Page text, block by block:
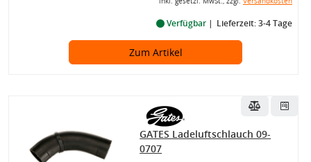
Verfügbar Lieferzeit: 3-4 Tage
Zum Artikel
GATES Ladeluftschlauch 09-
0707